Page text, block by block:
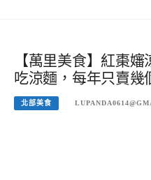
【萬里美食】紅棗
吃涼麵，每年只賣幾
北部美食